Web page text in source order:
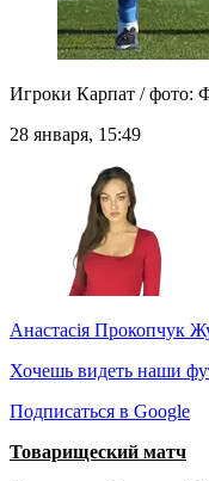
Игроки Карпат / фото:
28 января, 15:49
Анастасія Прокопчук
Хочешь видеть наши
Подписаться в Google
Товарищеский матч